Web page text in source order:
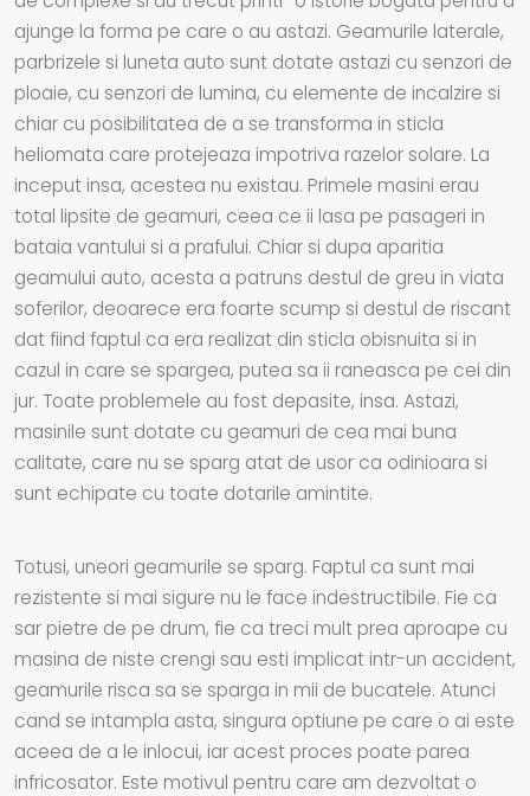
ajunge la forma pe care o au astazi. Geamurile laterale,
parbrizele si luneta auto sunt dotate astazi cu senzori de
ploaie, cu senzori de lumina, cu elemente de incalzire si
chiar cu posibilitatea de a se transforma in sticla
heliomata care protejeaza impotriva razelor solare. La
inceput insa, acestea nu existau. Primele masini erau
total lipsite de geamuri, ceea ce ii lasa pe pasageri in
bataia vantului si a prafului. Chiar si dupa aparitia
geamului auto, acesta a patruns destul de greu in viata
soferilor, deoarece era foarte scump si destul de riscant
dat fiind faptul ca era realizat din sticla obisnuita si in
cazul in care se spargea, putea sa ii raneasca pe cei din
jur. Toate problemele au fost depasite, insa. Astazi,
masinile sunt dotate cu geamuri de cea mai buna
calitate, care nu se sparg atat de usor ca odinioara si
sunt echipate cu toate dotarile amintite.
Totusi, uneori geamurile se sparg. Faptul ca sunt mai
rezistente si mai sigure nu le face indestructibile. Fie ca
sar pietre de pe drum, fie ca treci mult prea aproape cu
masina de niste crengi sau esti implicat intr-un accident,
geamurile risca sa se sparga in mii de bucatele. Atunci
cand se intampla asta, singura optiune pe care o ai este
aceea de a le inlocui, iar acest proces poate parea
infricosator. Este motivul pentru care am dezvoltat o